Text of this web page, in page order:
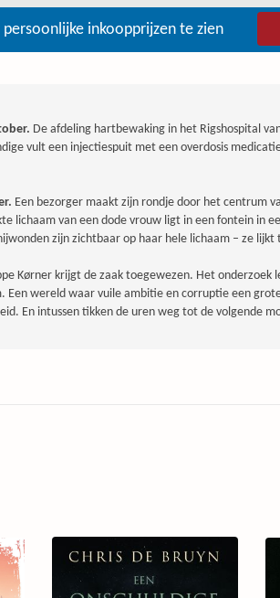
inkoopprijzen te zien
De afdeling hartbewaking in het Rigshospital
vult een injectiespuit met een overdosis
Een bezorger maakt zijn rondje door het centrum
lichaam van een dode vrouw ligt in een fontein in
zijn zichtbaar op haar hele lichaam – ze lijkt
Kørner krijgt de zaak toegewezen. Het
Een wereld waar vuile ambitie en corruptie een
En intussen tikken de uren weg tot de volgende